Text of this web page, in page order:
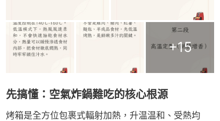
+15
先搞懂：空氣炸鍋難吃的核心根源
烤箱是全方位包裹式輻射加熱，升温温和、受熱均